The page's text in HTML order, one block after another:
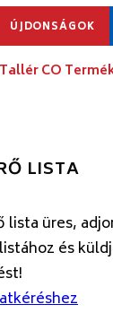
ÚJDONSÁGOK
Tallér CO
LISTA
lista üres,
és